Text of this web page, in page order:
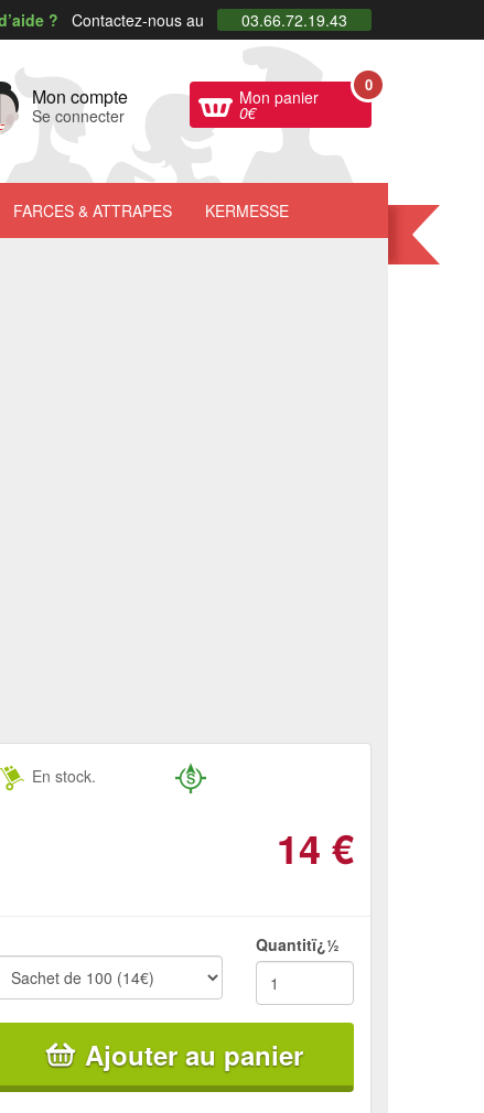
? Contactez-nous au 03.66.72.19.43
Mon compte
Se connecter
Mon panier
0€
0
FARCES & ATTRAPES KERMESSE
En stock.
14 €
Quantitï¿½
Ajouter au panier